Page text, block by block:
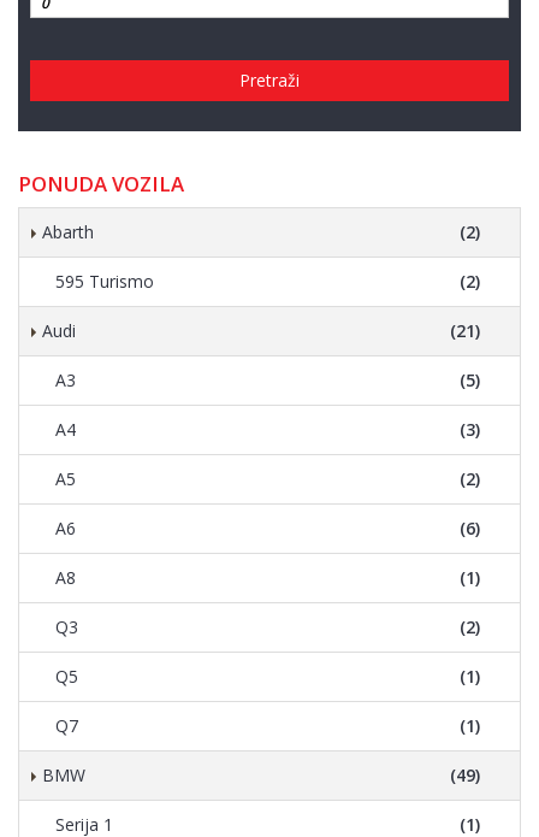
Pretraži
PONUDA VOZILA
Abarth (2)
595 Turismo (2)
Audi (21)
A3 (5)
A4 (3)
A5 (2)
A6 (6)
A8 (1)
Q3 (2)
Q5 (1)
Q7 (1)
BMW (49)
Serija 1 (1)